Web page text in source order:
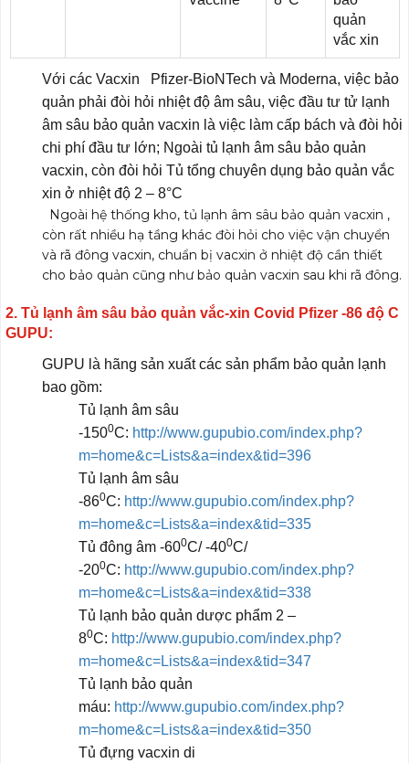
quản
vắc xin
Với các Vacxin Pfizer-BioNTech và Moderna, việc bảo
quản phải đòi hỏi nhiệt độ âm sâu, việc đầu tư tử lạnh
âm sâu bảo quản vacxin là việc làm cấp bách và đòi hỏi
chi phí đầu tư lớn; Ngoài tủ lạnh âm sâu bảo quản
vacxin, còn đòi hỏi Tủ tổng chuyên dụng bảo quản vắc
xin ở nhiệt độ 2 – 8°C
Ngoài hệ thống kho, tủ lạnh âm sâu bảo quản vacxin ,
còn rất nhiều hạ tầng khác đòi hỏi cho việc vận chuyển
và rã đông vacxin, chuẩn bị vacxin ở nhiệt độ cần thiết
cho bảo quản cũng như bảo quản vacxin sau khi rã đông.
2. Tủ lạnh âm sâu bảo quản vắc-xin Covid Pfizer -86 độ C
GUPU:
GUPU là hãng sản xuất các sản phẩm bảo quản lạnh
bao gồm:
Tủ lạnh âm sâu
-1500C: http://www.gupubio.com/index.php?
m=home&c=Lists&a=index&tid=396
Tủ lạnh âm sâu
-860C: http://www.gupubio.com/index.php?
m=home&c=Lists&a=index&tid=335
Tủ đông âm -600C/ -400C/
-200C: http://www.gupubio.com/index.php?
m=home&c=Lists&a=index&tid=338
Tủ lạnh bảo quản dược phẩm 2 –
80C: http://www.gupubio.com/index.php?
m=home&c=Lists&a=index&tid=347
Tủ lạnh bảo quản
máu: http://www.gupubio.com/index.php?
m=home&c=Lists&a=index&tid=350
Tủ đựng vacxin di